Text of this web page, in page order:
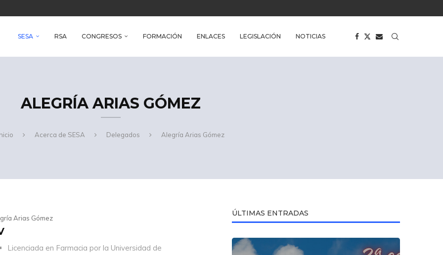
SESA
RSA CONGRESOS FORMACIÓN ENLACES LEGISLACIÓN NOTICIAS
ALEGRÍA ARIAS GÓMEZ
Acerca de SESA Delegados Alegría Arias Gómez
Arias Gómez
Licenciada en Farmacia por la Universidad de
ÚLTIMAS ENTRADAS